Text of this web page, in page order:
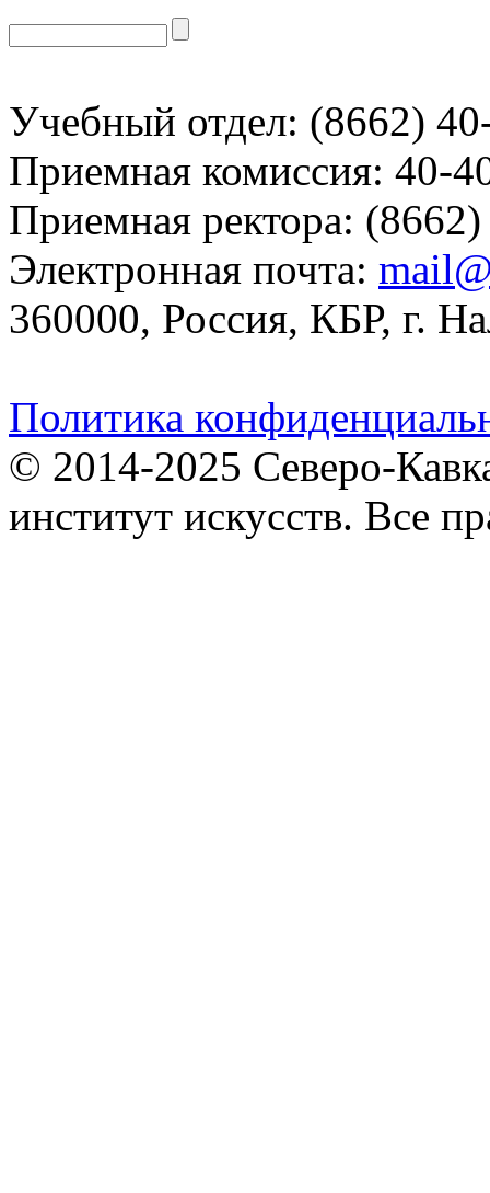
Учебный отдел: (8662)
Приемная комиссия: 40-
Приемная ректора:
Электронная почта:
360000, Россия, КБР, г.
Политика
© 2014-2025 Северо-
институт искусств. Все